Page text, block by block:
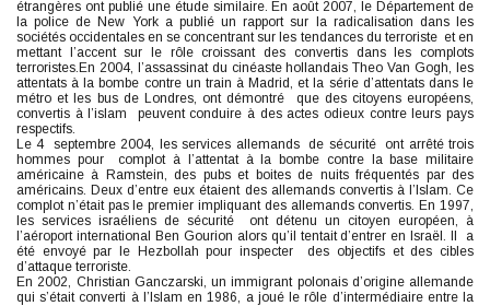
étrangères ont publié une étude similaire. En août 2007, le Département de
la police de New York a publié un rapport sur la radicalisation dans les
sociétés occidentales en se concentrant sur les tendances du terroriste et en
mettant l’accent sur le rôle croissant des convertis dans les complots
terroristes.En 2004, l’assassinat du cinéaste hollandais Theo Van Gogh, les
attentats à la bombe contre un train à Madrid, et la série d’attentats dans le
métro et les bus de Londres, ont démontré que des citoyens européens,
convertis à l’islam peuvent conduire à des actes odieux contre leurs pays
respectifs.
Le 4 septembre 2004, les services allemands de sécurité ont arrêté trois
hommes pour complot à l’attentat à la bombe contre la base militaire
américaine à Ramstein, des pubs et boites de nuits fréquentés par des
américains. Deux d’entre eux étaient des allemands convertis à l’Islam. Ce
complot n’était pas le premier impliquant des allemands convertis. En 1997,
les services israéliens de sécurité ont détenu un citoyen européen, à
l’aéroport international Ben Gourion alors qu’il tentait d’entrer en Israël. Il a
été envoyé par le Hezbollah pour inspecter des objectifs et des cibles
d’attaque terroriste.
En 2002, Christian Ganczarski, un immigrant polonais d’origine allemande
qui s’était converti à l’Islam en 1986, a joué le rôle d’intermédiaire entre la